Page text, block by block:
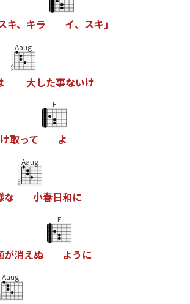
キ、 キラ イ、 スキ」
Aaug
大した事ないけ
け取って
F
よ
な
Aaug
小春日和に
が消えぬ
F
よう に
Aaug